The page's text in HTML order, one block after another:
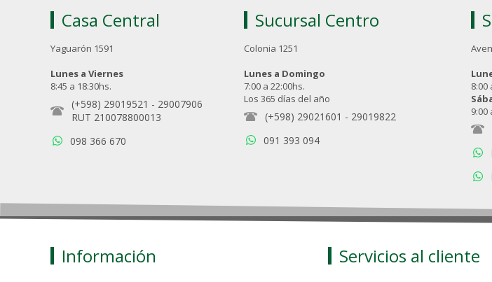
Casa Central
Yaguarón 1591
Lunes a Viernes
8:45 a 18:30hs.
(+598) 29019521 - 29007906
RUT 210078800013
098 366 670
Sucursal Centro
Colonia 1251
Lunes a Domingo
7:00 a 22:00hs.
Los 365 días del año
(+598) 29021601 - 29019822
091 393 094
8:00
9:00
Información Servicios al cliente